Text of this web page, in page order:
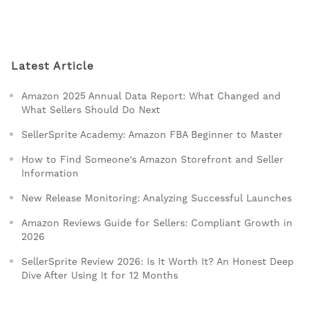
Latest Article
Amazon 2025 Annual Data Report: What Changed and
What Sellers Should Do Next
SellerSprite Academy: Amazon FBA Beginner to Master
How to Find Someone's Amazon Storefront and Seller
Information
New Release Monitoring: Analyzing Successful Launches
Amazon Reviews Guide for Sellers: Compliant Growth in
2026
SellerSprite Review 2026: Is It Worth It? An Honest Deep
Dive After Using It for 12 Months